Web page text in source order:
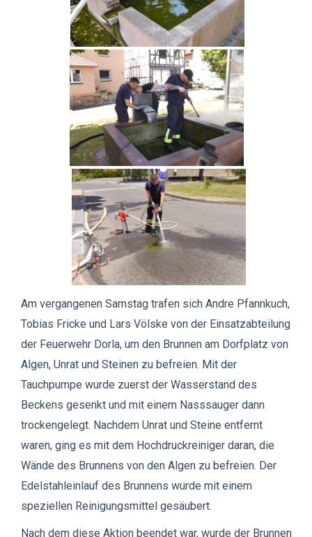
Am vergangenen Samstag trafen sich Andre Pfannkuch,
Tobias Fricke und Lars Völske von der Einsatzabteilung
der Feuerwehr Dorla, um den Brunnen am Dorfplatz von
Algen, Unrat und Steinen zu befreien. Mit der
Tauchpumpe wurde zuerst der Wasserstand des
Beckens gesenkt und mit einem Nasssauger dann
trockengelegt. Nachdem Unrat und Steine entfernt
waren, ging es mit dem Hochdruckreiniger daran, die
Wände des Brunnens von den Algen zu befreien. Der
Edelstahleinlauf des Brunnens wurde mit einem
speziellen Reinigungsmittel gesäubert.
Nach dem diese Aktion beendet war, wurde der Brunnen